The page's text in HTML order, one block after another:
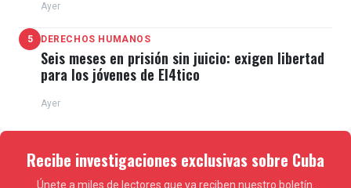
Ayer
5 DERECHOS HUMANOS
Seis meses en prisión sin juicio: exigen libertad
para los jóvenes de El4tico
Ayer
Recibe investigaciones exclusivas sobre Cuba
Únete a miles de lectores que ya reciben nuestro boletín.